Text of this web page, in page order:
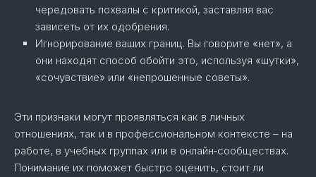
чередовать похвалы с критикой, заставляя вас
зависеть от их одобрения.
Игнорирование ваших границ. Вы говорите «нет», а
они находят способ обойти это, используя «шутки»,
«сочувствие» или «непрошенные советы».
Эти признаки могут проявляться как в личных
отношениях, так и в профессиональном контексте – на
работе, в учебных группах или в онлайн‑сообществах.
Понимание их поможет быстро оценить, стоит ли